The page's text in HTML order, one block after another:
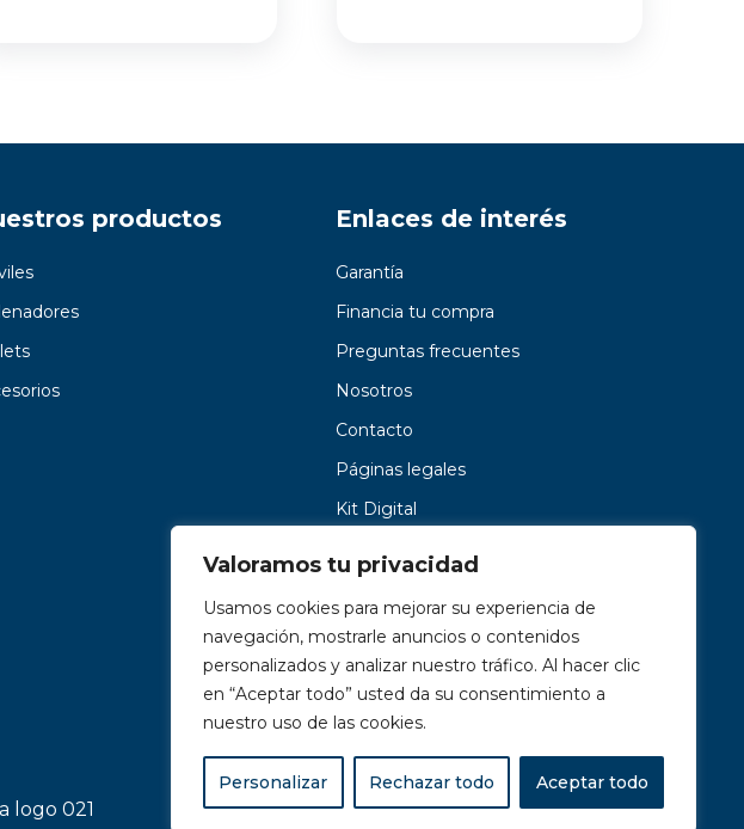
Valoramos tu privacidad
Usamos cookies para mejorar su experiencia de
navegación, mostrarle anuncios o contenidos
personalizados y analizar nuestro tráfico. Al hacer clic
en “Aceptar todo” usted da su consentimiento a
nuestro uso de las cookies.
Personalizar Rechazar todo Aceptar todo
productos Enlaces de interés
Garantía
Financia tu compra
Preguntas frecuentes
Nosotros
Contacto
Páginas legales
Kit Digital